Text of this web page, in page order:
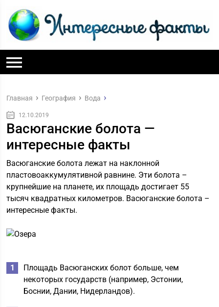
Главная География Вода
12.10.2019
Васюганские болота —
интересные факты
Васюганские болота лежат на наклонной
пластовоаккумулятивной равнине. Эти болота –
крупнейшие на планете, их площадь достигает 55
тысяч квадратных километров. Васюганские болота –
интересные факты.
Площадь Васюганских болот больше, чем
некоторых государств (например, Эстонии,
Боснии, Дании, Нидерландов).